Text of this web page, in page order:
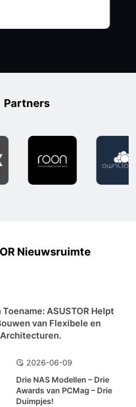
Partners
Nieuwsruimte
ASUSTOR Helpt
van Flexibele en
2026-06-09
Drie NAS Modellen – Drie
Awards van PCMag – Drie
Duimpjes!